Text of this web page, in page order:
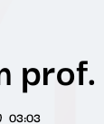
03:03